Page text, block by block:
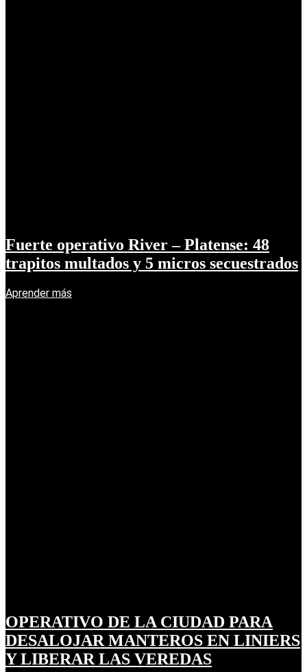
Fuerte operativo River – Platense: 48
trapitos multados y 5 micros secuestrados
Aprender más
OPERATIVO DE LA CIUDAD PARA
DESALOJAR MANTEROS EN LINIERS
Y LIBERAR LAS VEREDAS